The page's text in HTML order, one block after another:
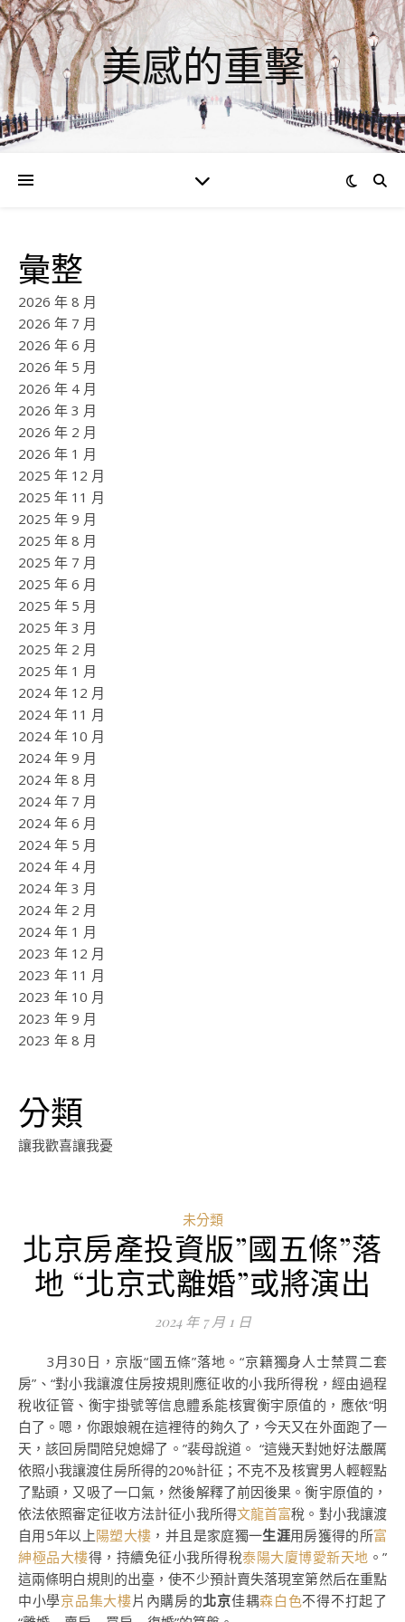
美感的重擊
彙整
2026 年 8 月
2026 年 7 月
2026 年 6 月
2026 年 5 月
2026 年 4 月
2026 年 3 月
2026 年 2 月
2026 年 1 月
2025 年 12 月
2025 年 11 月
2025 年 9 月
2025 年 8 月
2025 年 7 月
2025 年 6 月
2025 年 5 月
2025 年 3 月
2025 年 2 月
2025 年 1 月
2024 年 12 月
2024 年 11 月
2024 年 10 月
2024 年 9 月
2024 年 8 月
2024 年 7 月
2024 年 6 月
2024 年 5 月
2024 年 4 月
2024 年 3 月
2024 年 2 月
2024 年 1 月
2023 年 12 月
2023 年 11 月
2023 年 10 月
2023 年 9 月
2023 年 8 月
分類
讓我歡喜讓我憂
未分類
北京房產投資版”國五條”落
地 “北京式離婚”或將演出
2024 年 7 月 1 日
3月30日，京版“國五條”落地。“京籍獨身人士禁買二套
房”、“對小我讓渡住房按規則應征收的小我所得稅，經由過程
稅收征管、衡宇掛號等信息體系能核實衡宇原值的，應依“明
白了。嗯，你跟娘親在這裡待的夠久了，今天又在外面跑了一
天，該回房間陪兒媳婦了。”裴母說道。 “這幾天對她好法嚴厲
依照小我讓渡住房所得的20%計征；不克不及核實男人輕輕點
了點頭，又吸了一口氣，然後解釋了前因後果。衡宇原值的，
依法依照審定征收方法計征小我所得文龍首富稅。對小我讓渡
自用5年以上陽塑大樓 ，并且是家庭獨一生涯用房獲得的所富
紳極品大樓得，持續免征小我所得稅泰陽大廈博愛新天地 。”
這兩條明白規則的出臺，使不少預計賣失落現室第然后在重點
中小學京品集大樓片內購房的北京佳耦森白色不得不打起了